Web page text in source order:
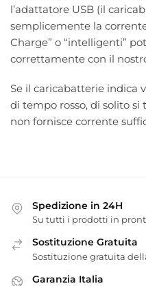
l’adattatore USB (il
semplicemente la
Charge” o “intelligenti”
correttamente con il
Se il caricabatterie indica
di tempo rosso, di solito
non fornisce corrente
Spedizione in 24H
Su tutti i prodotti in
Sostituzione Gratuita
Sostituzione gratuita
Garanzia Italia